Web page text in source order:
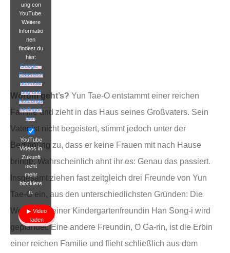
ung con
YouTube.
Weitere
Informatio
nen
findest du
hier:
Google -
Datensch
utzerklär
ung und
Nutzungs
bedingun
gen.
YouTube
Videos in
Zukunft
nicht
mehr
blockiere
n.
Video
laden
Worum geht’s? Yun Tae-O entstammt einer reichen
Familie und zieht in das Haus seines Großvaters. Sein
Vater ist nicht begeistert, stimmt jedoch unter der
Bedingung zu, dass er keine Frauen mit nach Hause
bringe. Wahrscheinlich ahnt ihr es: Genau das passiert.
Insgesamt ziehen fast zeitgleich drei Freunde von Yun
Tae-O ein, aus den unterschiedlichsten Gründen: Die
Wohnung seiner Kindergartenfreundin Han Song-i wird
gepfändet. Eine andere Freundin, O Ga-rin, ist die Erbin
einer reichen Familie und flieht schließlich aus dem